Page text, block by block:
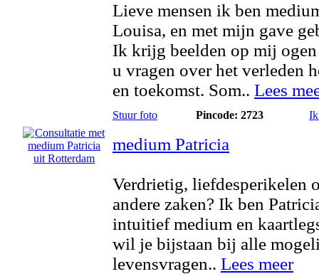
Lieve mensen ik ben
Louisa, en met mijn gave
Ik krijg beelden op mij
u vragen over het verleden
en toekomst. Som.. Lees
Stuur foto Pincode: 2723 Ik
medium Patricia
Verdrietig, liefdesperikelen
andere zaken? Ik ben
intuitief medium en
wil je bijstaan bij alle
levensvragen.. Lees meer